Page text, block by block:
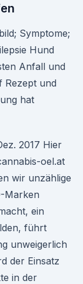
Symptome;
Hund
Anfall und
Rezept und
hat
2017 Hier
oel.at
wir unzählige
Marken
ein
führt
unweigerlich
der Einsatz
in der